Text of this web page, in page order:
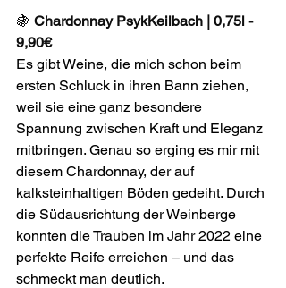
🍇 Chardonnay PsykKeilbach | 0,75l -
9,90€
Es gibt Weine, die mich schon beim
ersten Schluck in ihren Bann ziehen,
weil sie eine ganz besondere
Spannung zwischen Kraft und Eleganz
mitbringen. Genau so erging es mir mit
diesem Chardonnay, der auf
kalksteinhaltigen Böden gedeiht. Durch
die Südausrichtung der Weinberge
konnten die Trauben im Jahr 2022 eine
perfekte Reife erreichen – und das
schmeckt man deutlich.